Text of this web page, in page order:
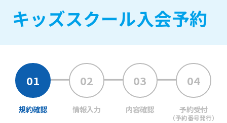
キッズスクール入会予約
規約確認 情報入力 内容確認 予約受付
（予約番号発行）